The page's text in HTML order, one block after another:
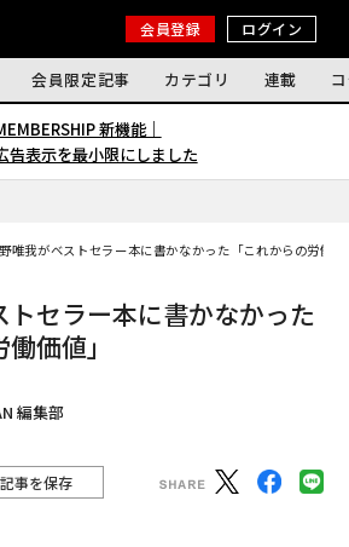
会員登録 ログイン
会員限定記事 カテゴリ 連載
新機能｜
告表示を最小限にしました
唯我がベストセラー本に書かなかった「これからの労働価
セラー本に書かなかった
価値」
編集部
記事を保存